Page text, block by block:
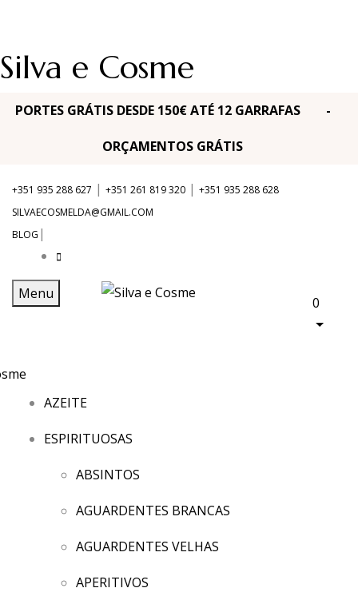
Silva e Cosme
PORTES GRÁTIS DESDE 150€ ATÉ 12 GARRAFAS -
ORÇAMENTOS GRÁTIS
+351 935 288 627 | +351 261 819 320 | +351 935 288 628
SILVAECOSMELDA@GMAIL.COM
BLOG |
Menu
0
AZEITE
ESPIRITUOSAS
ABSINTOS
AGUARDENTES BRANCAS
AGUARDENTES VELHAS
APERITIVOS